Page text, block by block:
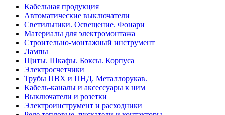
Кабельная продукция
Автоматические выключатели
Светильники. Освещение. Фонари
Материалы для электромонтажа
Строительно-монтажный инструмент
Лампы
Щиты. Шкафы. Боксы. Корпуса
Электросчетчики
Трубы ПВХ и ПНД. Металлорукав.
Кабель-каналы и аксессуары к ним
Выключатели и розетки
Электроинструмент и расходники